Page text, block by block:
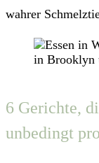
wahrer
6 Gerichte,
unbedingt